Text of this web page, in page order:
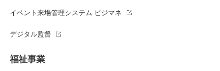
イベント来場管理システム ビジマネ
デジタル監督
福祉事業